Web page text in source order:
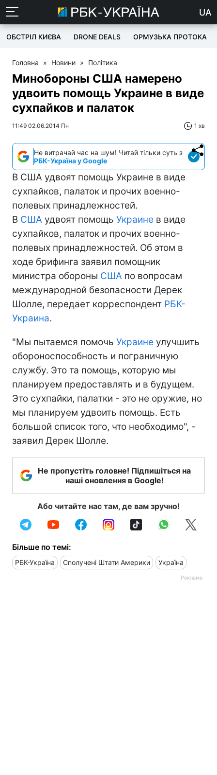
UA
ОБСТРІЛ КИЄВА DRONE DEALS ОРМУЗЬКА ПРОТОКА
Головна » Новини » Політика
Минобороны США намерено
удвоить помощь Украине в виде
сухпайков и палаток
11:49 02.06.2014 Пн 1 хв
Не витрачай час на шум! Читай тільки суть з
РБК-Україна у Google
В США удвоят помощь Украине в виде
сухпайков, палаток и прочих военно-
полевых принадлежностей.
В США удвоят помощь Украине в виде
сухпайков, палаток и прочих военно-
полевых принадлежностей. Об этом в
ходе брифинга заявил помощник
министра обороны США по вопросам
международной безопасности Дерек
Шолле, передает корреспондент РБК-
Украина.
"Мы пытаемся помочь Украине улучшить
обороноспособность и пограничную
службу. Это та помощь, которую мы
планируем предоставлять и в будущем.
Это сухпайки, палатки - это не оружие, но
мы планируем удвоить помощь. Есть
большой список того, что необходимо", -
заявил Дерек Шолле.
Не пропустіть головне! Підпишіться на
наші оновлення в Google!
Або читайте нас там, де вам зручно!
Більше по темі:
РБК-Україна Сполучені Штати Америки Україна